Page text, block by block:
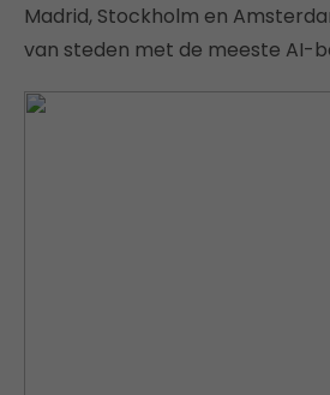
Madrid, Stockholm en
van steden met de meeste AI-